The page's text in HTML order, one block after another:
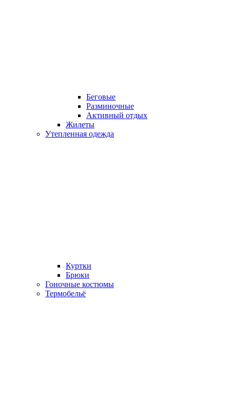
Беговые
Разминочные
Активный отдых
Жилеты
Утепленная одежда
Куртки
Брюки
Гоночные костюмы
Термобельё